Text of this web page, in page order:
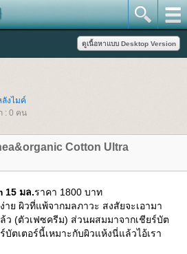
งไมค์
: 0 คน
Cotton Ultra
15 มล.ราคา 1800 บาท
ย ผิวที่แพ้จากมลภาวะ สงสัยจะเอามา
(ตัวเฟซครีม) ส่วนผสมมาจากเชียร์บัต
บัตเตอร์นี้เหมาะกับผิวแห้งนี่แล้วไอ้เรา